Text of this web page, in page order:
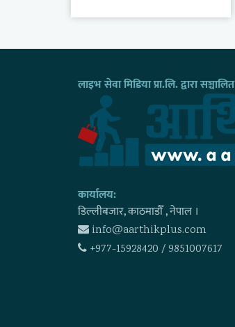
लाइभ सेवा मिडिया प्रा.लि. द्वारा सञ्चालित
कार्यालय:
डिल्लीबजार, काठमाडाैँ , नेपाल ।
info@aarthikplus.com
+977-15928420 / 9851007617